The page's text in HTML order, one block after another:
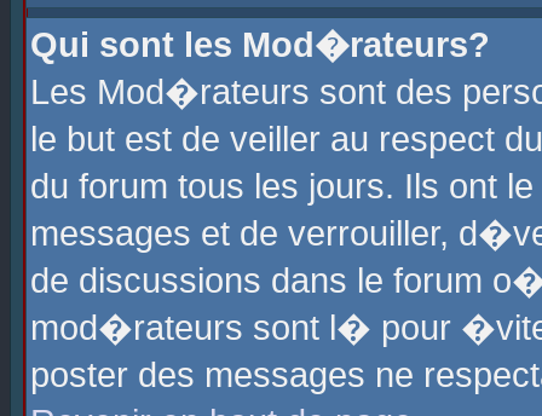
Qui sont les Mod�rateurs?
Les Mod�rateurs sont des
le but est de veiller au respect
du forum tous les jours. Ils ont
messages et de verrouiller,
de discussions dans le forum
mod�rateurs sont l� pour
poster des messages ne